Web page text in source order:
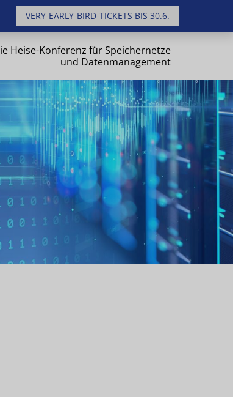
VERY-EARLY-BIRD-TICKETS BIS 30.6.
Heise-Konferenz für Speichernetze
und Datenmanagement